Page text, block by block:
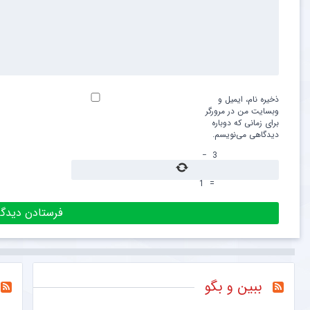
ذخیره نام، ایمیل و
وبسایت من در مرورگر
برای زمانی که دوباره
دیدگاهی می‌نویسم.
3
−
=
1
ببین و بگو